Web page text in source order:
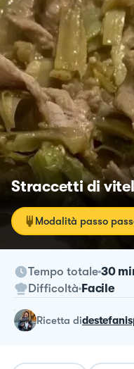
Straccetti di
Modalità passo
Tempo totale 30
Difficoltà Facile
ricetta di